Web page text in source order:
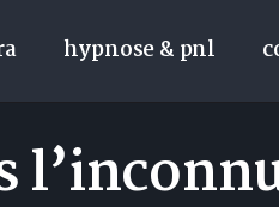
hypnose & pnl